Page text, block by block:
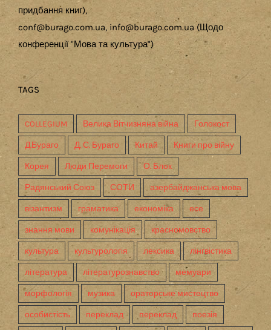
придбання книг),
conf@burago.com.ua, info@burago.com.ua (Щодо
конференції "Мова та культура")
TAGS
COLLEGIUM Велика Вітчизняна війна Голокост
Д.Бураго Д. С. Бураго Китай Книги про війну
Корея Люди Перемоги О. Блок
Радянський Союз СОТИ азербайджанська мова
візантизм граматика економіка есе
знання мови комунікація красномовство
культура культурологія лексика лінгвістика
література літературознавство мемуари
морфологія музика ораторське мистецтво
особистість переклад переклад поезія